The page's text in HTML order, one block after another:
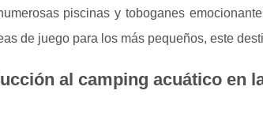
piscinas y toboganes
de juego para los más pequeños, este
al camping acuático en